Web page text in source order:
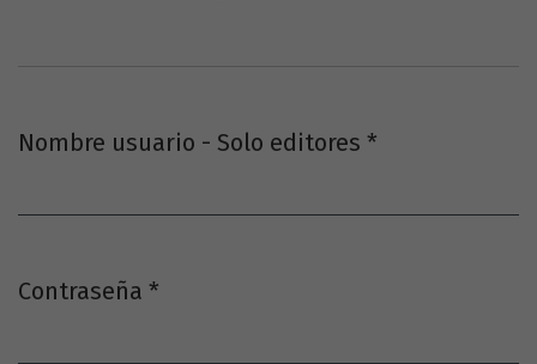
Nombre usuario - Solo editores *
Contraseña *